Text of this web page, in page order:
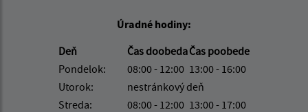
Úradné hodiny:
Deň
Čas doobedaČas poobede
Pondelok:
08:00 - 12:00 13:00 - 16:00
Utorok:
nestránkový deň
Streda:
08:00 - 12:00 13:00 - 17:00